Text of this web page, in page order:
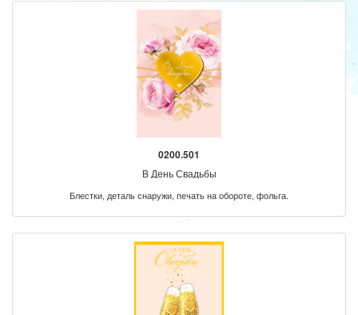
0200.501
В День Свадьбы
Блестки, деталь снаружи, печать на обороте, фольга.